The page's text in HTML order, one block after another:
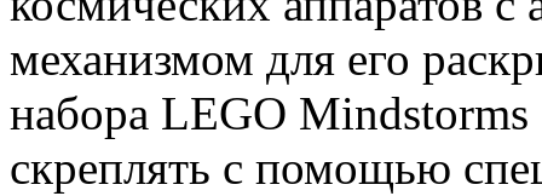
механизмом для его
набора LEGO Mindstorms
скреплять с помощью